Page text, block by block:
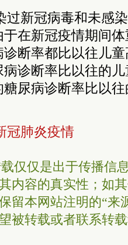
过新冠病毒和未感
在新冠疫情期间
断率都比以往儿
诊断率比以往的
尿病诊断率比以
冠肺炎疫情
仅仅是出于传播信
内容的真实性；如
留本网站注明的“来
被转载或者联系转